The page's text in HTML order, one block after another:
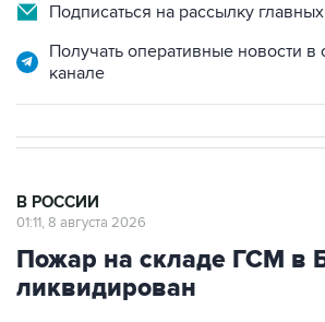
Подписаться на рассылку
Получать оперативные новости
канале
В РОССИИ
01:11, 8 августа 2026
Пожар на складе ГСМ в
ликвидирован